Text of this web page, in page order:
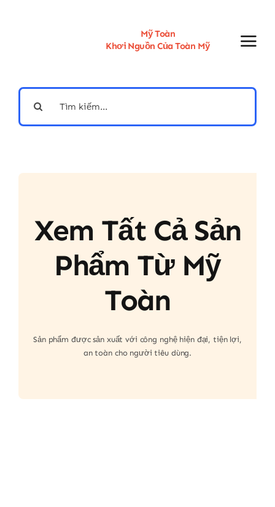
Mỹ Toàn
Khơi Nguồn Của Toàn Mỹ
Search
Xem Tất Cả Sản
Phẩm Từ Mỹ
Toàn
Sản phẩm được sản xuất với công nghệ hiện đại, tiện lợi,
an toàn cho người tiêu dùng.